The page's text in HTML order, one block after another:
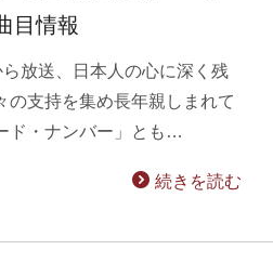
目情報
放送、日本人の心に深く残
の支持を集め長年親しまれて
ド・ナンバー」とも…
続きを読む